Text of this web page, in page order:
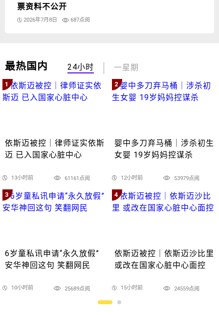
票资料不公开
2026年7月8日 687点阅
最热国内 24小时 一星期
1
依斯迈被控｜律师证实依斯
迈 已入国家心脏中心
13小时前 61161点阅
2
婴中多刀弃马桶｜涉杀初生
女婴 19岁妈妈控谋杀
12小时前 53979点阅
3
6岁童私讯申请“永久放假”
安华神回这句 笑翻网民
10小时前 25689点阅
4
依斯迈被控｜依斯迈沙比里
或改在国家心脏中心面控
15小时前 24559点阅